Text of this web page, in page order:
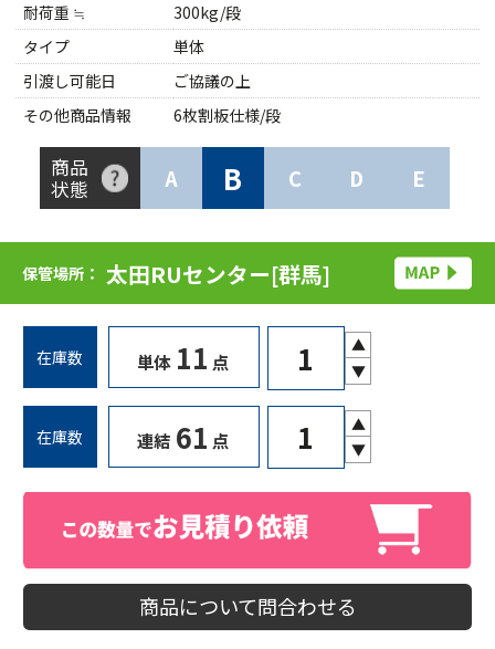
耐荷重 ≒
300kg/段
タイプ
単体
引渡し可能日
ご協議の上
その他商品情報
6枚割板仕様/段
商品
状態
A B C D E
保管場所： 太田RUセンター[群馬]
在庫数 単体 11 点
▲
▼
在庫数 連結 61 点
▲
▼
商品について問合わせる